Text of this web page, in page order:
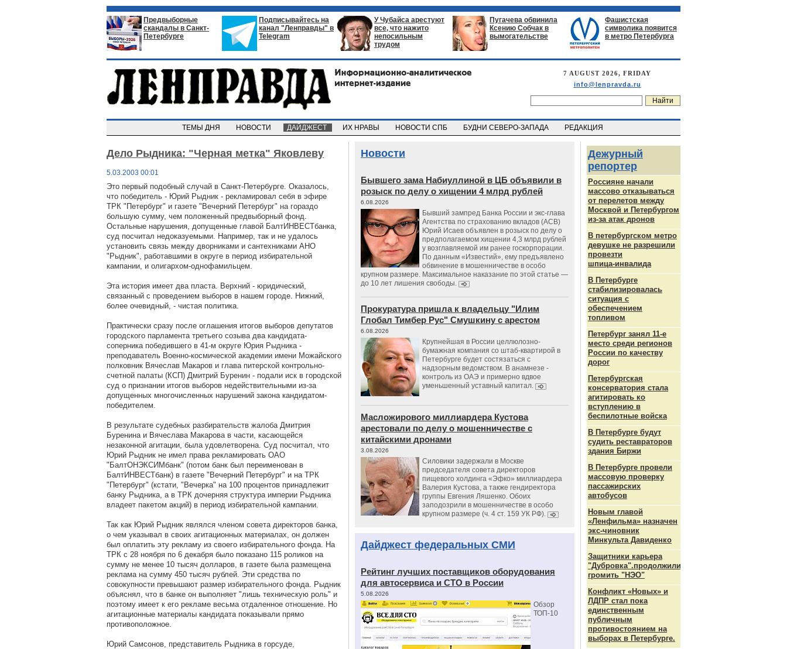
Предвыборные
скандалы в Санкт-
Петербурге
Подписывайтесь на
канал "Ленправды" в
Telegram
У Чубайса арестуют
все, что нажито
непосильным
трудом
Пугачева обвинила
Ксению Собчак в
вымогательстве
Фашистская
символика появится
в метро Петербурга
7 AUGUST 2026, FRIDAY
info@lenpravda.ru
ТЕМЫ ДНЯ НОВОСТИ ДАЙДЖЕСТ ИХ НРАВЫ НОВОСТИ СПБ БУДНИ СЕВЕРО-ЗАПАДА РЕДАКЦИЯ
Дело Рыдника: "Черная метка" Яковлеву
5.03.2003 00:01
Это первый подобный случай в Санкт-Петербурге. Оказалось,
что победитель - Юрий Рыдник - рекламировал себя в эфире
ТРК "Петербург" и газете "Вечерний Петербург" на гораздо
большую сумму, чем положенный предвыборный фонд.
Остальные нарушения, допущенные главой БалтИНВЕСТбанка,
суд посчитал недоказуемыми. Например, так и не удалось
установить связь между дворниками и сантехниками АНО
"Рыдник", работавшими в округе в период избирательной
кампании, и олигархом-однофамильцем.
Эта история имеет два пласта. Верхний - юридический,
связанный с проведением выборов в нашем городе. Нижний,
более очевидный, - чистая политика.
Практически сразу после оглашения итогов выборов депутатов
городского парламента третьего созыва два кандидата-
соперника победившего в 41-м округе Юрия Рыдника -
преподаватель Военно-космической академии имени Можайского
полковник Вячеслав Макаров и глава питерской контрольно-
счетной палаты (КСП) Дмитрий Буренин - подали иск в городской
суд о признании итогов выборов недействительными из-за
допущенных многочисленных нарушений закона кандидатом-
победителем.
В результате судебных разбирательств жалоба Дмитрия
Буренина и Вячеслава Макарова в части, касающейся
незаконной агитации, была удовлетворена. Суд посчитал, что
Юрий Рыдник не имел права рекламировать ОАО
"БалтОНЭКСИМбанк" (потом банк был переименован в
БалтИНВЕСТбанк) в газете "Вечерний Петербург" и на ТРК
"Петербург" (кстати, "Вечерка" на 100 процентов принадлежит
банку Рыдника, а в ТРК дочерняя структура империи Рыдника
владеет пакетом акций) в период избирательной кампании.
Так как Юрий Рыдник являлся членом совета директоров банка,
о чем указывал в своих агитационных материалах, он должен
был оплатить эту рекламу из своего избирательного фонда. На
ТРК с 28 ноября по 6 декабря было показано 115 роликов на
сумму не менее 10 тысяч долларов, в газете была размещена
реклама на сумму 450 тысяч рублей. Эти средства по
совокупности превышают размер избирательного фонда. Рыдник
объяснял, что в банке он выполняет "лишь техническую роль" и
поэтому имеет к его рекламе весьма отдаленное отношение. Но
агитационные материалы кандидата показывали прямо
противоположное.
Юрий Самсонов, представитель Рыдника в горсуде,
Новости
Бывшего зама Набиуллиной в ЦБ объявили в
розыск по делу о хищении 4 млрд рублей
6.08.2026
Бывший зампред Банка России и экс-глава
Агентства по страхованию вкладов (АСВ)
Юрий Исаев объявлен в розыск по делу о
предполагаемом хищении 4,3 млрд рублей
у возглавляемой им ранее госкорпорации.
По данным «Известий», ему предъявлено
обвинение в мошенничестве в особо
крупном размере. Максимальное наказание по этой статье —
до 10 лет лишения свободы.
Прокуратура пришла к владельцу "Илим
Глобал Тимбер Рус" Смушкину с арестом
6.08.2026
Крупнейшая в России целлюлозно-
бумажная компания со штаб-квартирой в
Петербурге будет состязаться с
надзорным ведомством. В анамнезе -
контроль из ОАЭ и примерно вдвое
уменьшенный уставный капитал.
Масложирового миллиардера Кустова
арестовали по делу о мошенничестве с
китайскими дронами
3.08.2026
Силовики задержали в Москве
председателя совета директоров
пищевого холдинга «Эфко» миллиардера
Валерия Кустова, а также гендиректора
группы Евгения Ляшенко. Обоих
заподозрили в мошенничестве в особо
крупном размере (ч. 4 ст. 159 УК РФ).
Дайджест федеральных СМИ
Рейтинг лучших поставщиков оборудования
для автосервиса и СТО в России
5.08.2026
Обзор
ТОП-10
Дежурный
репортер
Россияне начали
массово отказываться
от перелетов между
Москвой и Петербургом
из-за атак дронов
В петербургском метро
девушке не разрешили
провезти
шпица‑инвалида
В Петербурге
стабилизировалась
ситуация с
обеспечением
топливом
Петербург занял 11-е
место среди регионов
России по качеству
дорог
Петербургская
консерватория стала
агитировать ко
вступлению в
беспилотные войска
В Петербурге будут
судить реставраторов
здания Биржи
В Петербурге провели
массовую проверку
пассажирских
автобусов
Новым главой
«Ленфильма» назначен
экс-чиновник
Минкульта Давиденко
Защитники карьера
"Дубровка".продолжили
громить "НЭО"
Конфликт «Новых» и
ЛДПР стал пока
единственным
публичным
противостоянием на
выборах в Петербурге.